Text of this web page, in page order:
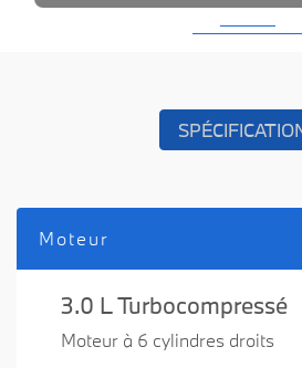
Moteur
3.0 L Turbocompressé
Moteur à 6 cylindres droits